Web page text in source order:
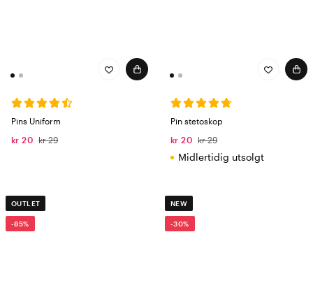
Pins Uniform
kr 20 kr 29
Pin stetoskop
kr 20 kr 29
Midlertidig utsolgt
OUTLET
-85%
NEW
-30%